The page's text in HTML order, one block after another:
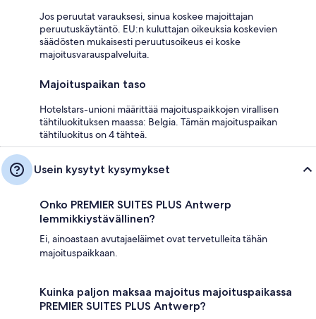
Jos peruutat varauksesi, sinua koskee majoittajan
peruutuskäytäntö. EU:n kuluttajan oikeuksia koskevien
säädösten mukaisesti peruutusoikeus ei koske
majoitusvarauspalveluita.
Majoituspaikan taso
Hotelstars-unioni määrittää majoituspaikkojen virallisen
tähtiluokituksen maassa: Belgia. Tämän majoituspaikan
tähtiluokitus on 4 tähteä.
Usein kysytyt kysymykset
Onko PREMIER SUITES PLUS Antwerp
lemmikkiystävällinen?
Ei, ainoastaan avutajaeläimet ovat tervetulleita tähän
majoituspaikkaan.
Kuinka paljon maksaa majoitus majoituspaikassa
PREMIER SUITES PLUS Antwerp?